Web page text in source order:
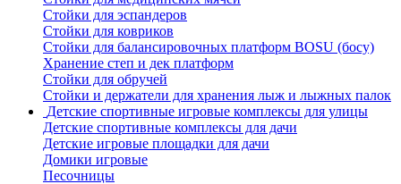
Стойки для эспандеров
Стойки для ковриков
Стойки для балансировочных платформ BOSU (босу)
Хранение степ и дек платформ
Стойки для обручей
Стойки и держатели для хранения лыж и лыжных палок
Детские спортивные игровые комплексы для улицы
Детские спортивные комплексы для дачи
Детские игровые площадки для дачи
Домики игровые
Песочницы